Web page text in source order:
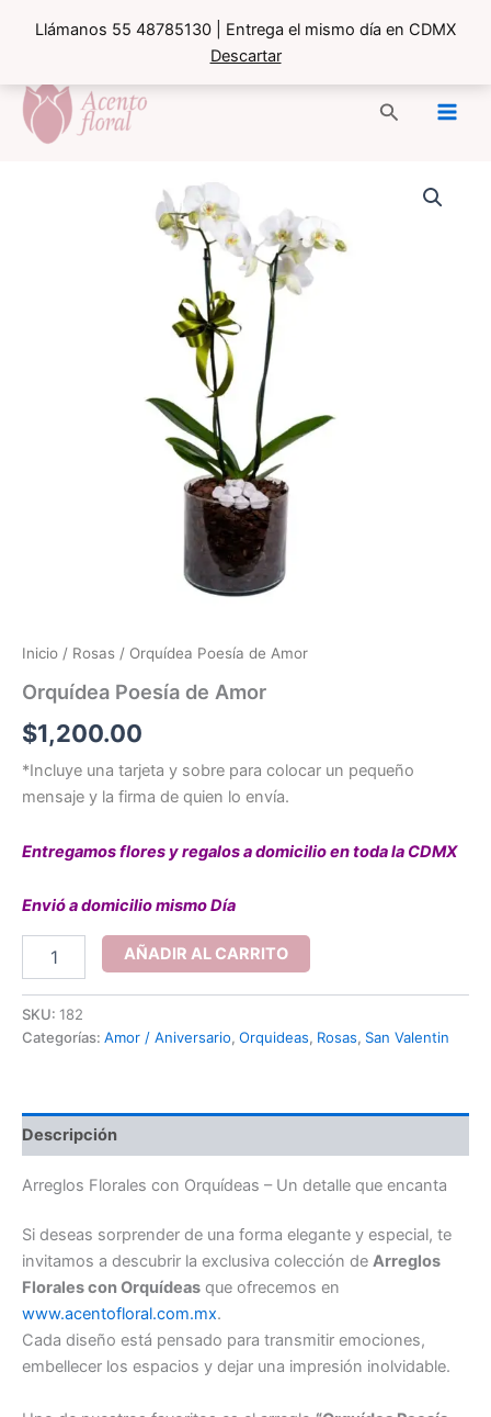
Llámanos 55 48785130 | Entrega el mismo día en CDMX
Descartar
contenido
Buscar
Inicio / Rosas / Orquídea Poesía de Amor
Orquídea Poesía de Amor
$1,200.00
*Incluye una tarjeta y sobre para colocar un pequeño
mensaje y la firma de quien lo envía.
Entregamos flores y regalos a domicilio en toda la CDMX
Envió a domicilio mismo Día
Poesía
Amor
cantidad
AÑADIR AL CARRITO
SKU: 182
Categorías: Amor / Aniversario, Orquideas, Rosas, San Valentin
Descripción
Arreglos Florales con Orquídeas – Un detalle que encanta
Si deseas sorprender de una forma elegante y especial, te
invitamos a descubrir la exclusiva colección de Arreglos
Florales con Orquídeas que ofrecemos en
www.acentofloral.com.mx.
Cada diseño está pensado para transmitir emociones,
embellecer los espacios y dejar una impresión inolvidable.